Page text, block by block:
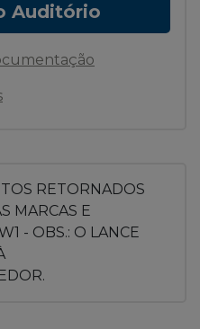
RETORNADOS
MARCAS E
- OBS.: O LANCE
Auditório